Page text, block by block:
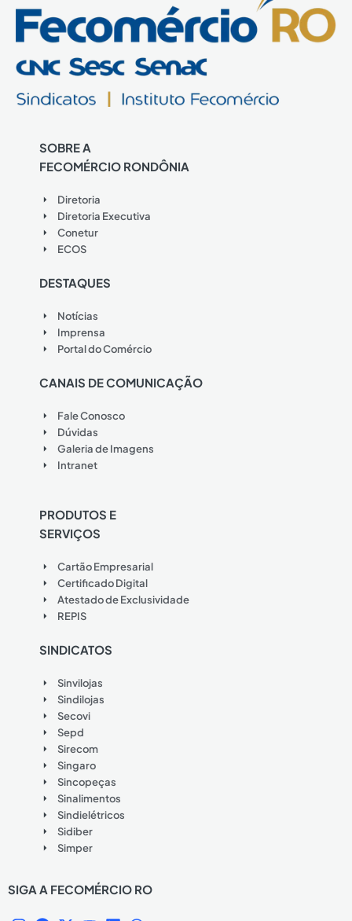
SOBRE A
FECOMÉRCIO RONDÔNIA
Diretoria
Diretoria Executiva
Conetur
ECOS
DESTAQUES
Notícias
Imprensa
Portal do Comércio
CANAIS DE COMUNICAÇÃO
Fale Conosco
Dúvidas
Galeria de Imagens
Intranet
PRODUTOS E
SERVIÇOS
Cartão Empresarial
Certificado Digital
Atestado de Exclusividade
REPIS
SINDICATOS
Sinvilojas
Sindilojas
Secovi
Sepd
Sirecom
Singaro
Sincopeças
Sinalimentos
Sindielétricos
Sidiber
Simper
SIGA A FECOMÉRCIO RO